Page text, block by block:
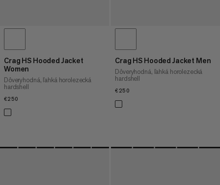
Crag HS Hooded Jacket
Women
Dôveryhodná, ľahká horolezecká
hardshell
€250
Crag HS Hooded Jacket Men
Dôveryhodná, ľahká horolezecká
hardshell
€250